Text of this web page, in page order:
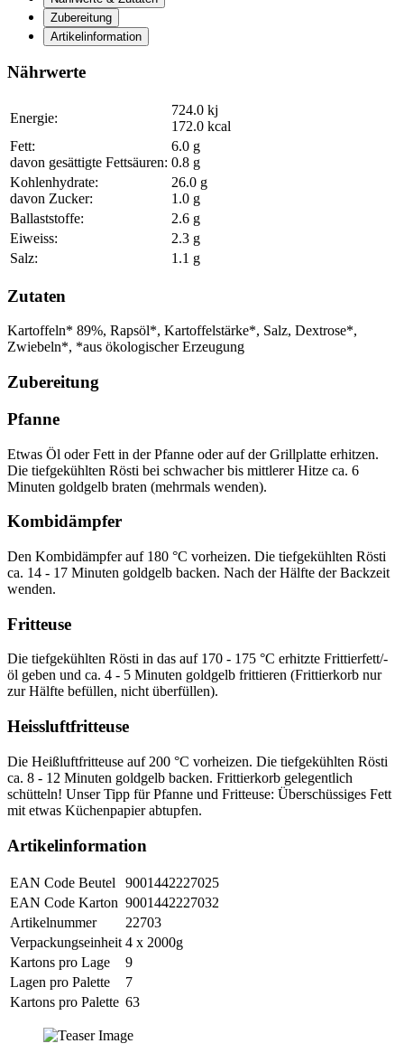
Zubereitung
Artikelinformation
Nährwerte
Energie:
724.0 kj
172.0 kcal
Fett:
davon gesättigte Fettsäuren:
6.0 g
0.8 g
Kohlenhydrate:
davon Zucker:
26.0 g
1.0 g
Ballaststoffe:
2.6 g
Eiweiss:
2.3 g
Salz:
1.1 g
Zutaten
Kartoffeln* 89%, Rapsöl*, Kartoffelstärke*, Salz, Dextrose*,
Zwiebeln*, *aus ökologischer Erzeugung
Zubereitung
Pfanne
Etwas Öl oder Fett in der Pfanne oder auf der Grillplatte erhitzen.
Die tiefgekühlten Rösti bei schwacher bis mittlerer Hitze ca. 6
Minuten goldgelb braten (mehrmals wenden).
Kombidämpfer
Den Kombidämpfer auf 180 °C vorheizen. Die tiefgekühlten Rösti
ca. 14 - 17 Minuten goldgelb backen. Nach der Hälfte der Backzeit
wenden.
Fritteuse
Die tiefgekühlten Rösti in das auf 170 - 175 °C erhitzte Frittierfett/-
öl geben und ca. 4 - 5 Minuten goldgelb frittieren (Frittierkorb nur
zur Hälfte befüllen, nicht überfüllen).
Heissluftfritteuse
Die Heißluftfritteuse auf 200 °C vorheizen. Die tiefgekühlten Rösti
ca. 8 - 12 Minuten goldgelb backen. Frittierkorb gelegentlich
schütteln! Unser Tipp für Pfanne und Fritteuse: Überschüssiges Fett
mit etwas Küchenpapier abtupfen.
Artikelinformation
EAN Code Beutel
9001442227025
EAN Code Karton 9001442227032
Artikelnummer
22703
Verpackungseinheit 4 x 2000g
Kartons pro Lage
9
Lagen pro Palette
7
Kartons pro Palette 63